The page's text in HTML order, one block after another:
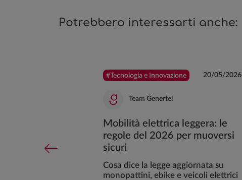
Potrebbero interessarti anche:
amici a 4
#Tecnologia e Innovazione 20/05/2026
Team Genertel
Mobilità elettrica leggera: le
regole del 2026 per muoversi
sicuri
Cosa dice la legge aggiornata su
monopattini, ebike e veicoli elettrici